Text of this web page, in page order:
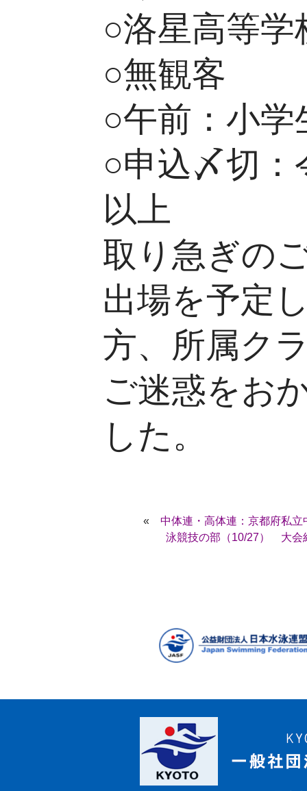
○洛星高等学
○無観客
○午前：小
○申込〆切
以上
取り急ぎの
出場を予定
方、所属ク
ご迷惑をお
した。
« 中体連・高体連：京都府私
泳競技の部（10/27） 大会